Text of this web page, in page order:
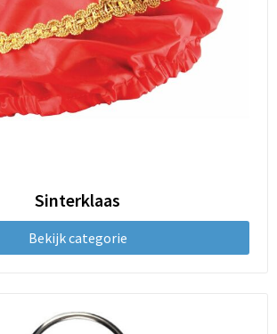
Sinterklaas
Bekijk categorie